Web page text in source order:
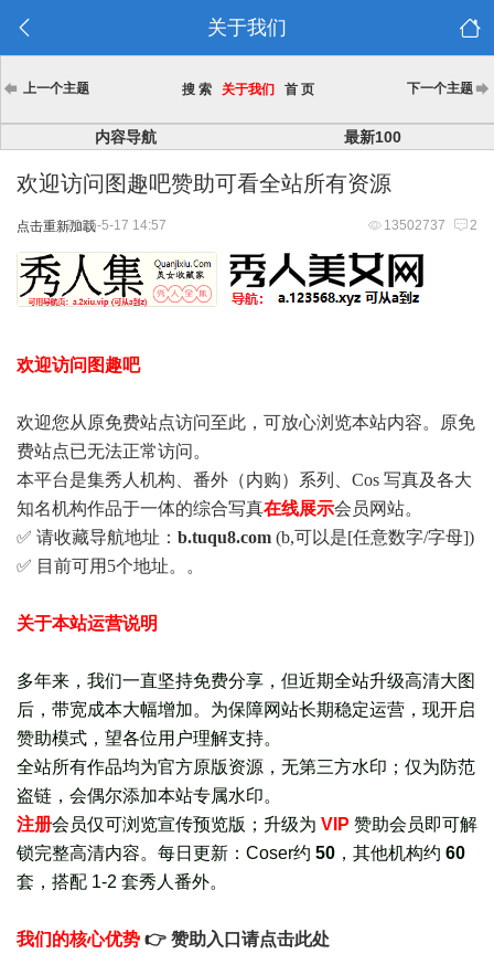
关于我们
上一个主题 搜 索 关于我们 首 页 下一个主题
内容导航 最新100
欢迎访问图趣吧赞助可看全站所有资源
点击重新加载 13502737 2
2025-5-17 14:57
欢迎访问图趣吧
欢迎您从原免费站点访问至此，可放心浏览本站内容。原免
费站点已无法正常访问。
本平台是集秀人机构、番外（内购）系列、Cos 写真及各大
知名机构作品于一体的综合写真在线展示会员网站。
✅ 请收藏导航地址： b.tuqu8.com (b,可以是[任意数字/字母])
✅ 目前可用5个地址。。
关于本站运营说明
多年来，我们一直坚持免费分享，但近期全站升级高清大图
后，带宽成本大幅增加。为保障网站长期稳定运营，现开启
赞助模式，望各位用户理解支持。
全站所有作品均为官方原版资源，无第三方水印；仅为防范
盗链，会偶尔添加本站专属水印。
注册会员仅可浏览宣传预览版 ； 升级为 VIP 赞助会员即可解
锁完整高清内容。每日更新： Coser约 50 ，其他机构约 60
套， 搭配 1-2 套秀人番外。
我们的核心优势 👉 赞助入口请点击此处